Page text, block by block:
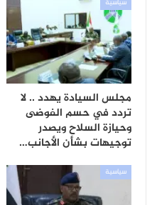
سياسية
مجلس السيادة يهدد .. لا
تردد في حسم الفوضى
وحيازة السلاح ويصدر
توجيهات بشأن الأجانب…
سياسية